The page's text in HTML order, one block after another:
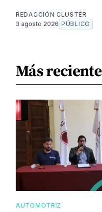
REDACCIÓN CLUSTER
3 agosto 2026 PÚBLICO
Más reciente
AUTOMOTRIZ